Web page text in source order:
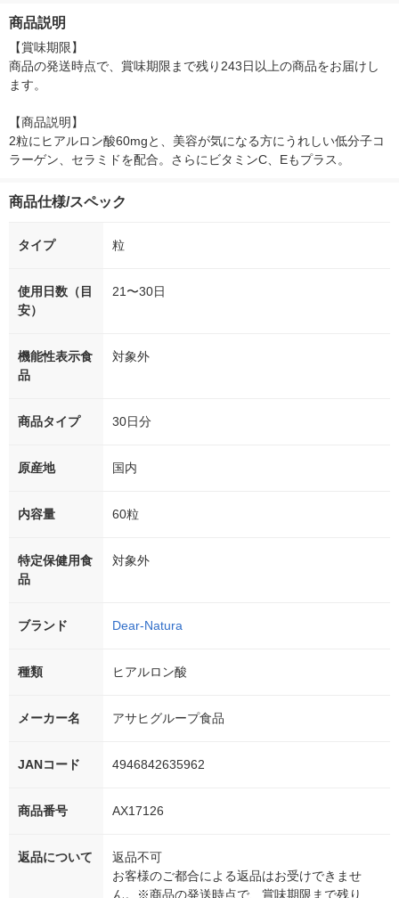
商品説明
【賞味期限】
商品の発送時点で、賞味期限まで残り243日以上の商品をお届けし
ます。
【商品説明】
2粒にヒアルロン酸60mgと、美容が気になる方にうれしい低分子コ
ラーゲン、セラミドを配合。さらにビタミンC、Eもプラス。
商品仕様/スペック
タイプ 粒
使用日数（目
安）
21〜30日
機能性表示食
品
対象外
商品タイプ 30日分
原産地 国内
内容量 60粒
特定保健用食
品
対象外
ブランド Dear-Natura
種類 ヒアルロン酸
メーカー名 アサヒグループ食品
JANコード 4946842635962
商品番号 AX17126
返品について
返品不可
お客様のご都合による返品はお受けできませ
ん。※商品の発送時点で、賞味期限まで残り